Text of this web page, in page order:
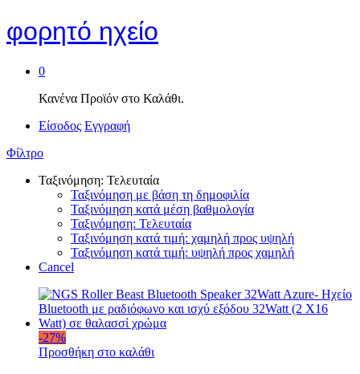
φορητό ηχείο
0
Κανένα Προϊόν στο Καλάθι.
Είσοδος Εγγραφή
Φίλτρο
Ταξινόμηση: Τελευταία
Ταξινόμηση με βάση τη δημοφιλία
Ταξινόμηση κατά μέση βαθμολογία
Ταξινόμηση: Τελευταία
Ταξινόμηση κατά τιμή: χαμηλή προς υψηλή
Ταξινόμηση κατά τιμή: υψηλή προς χαμηλή
Cancel
-27%
Προσθήκη στο καλάθι